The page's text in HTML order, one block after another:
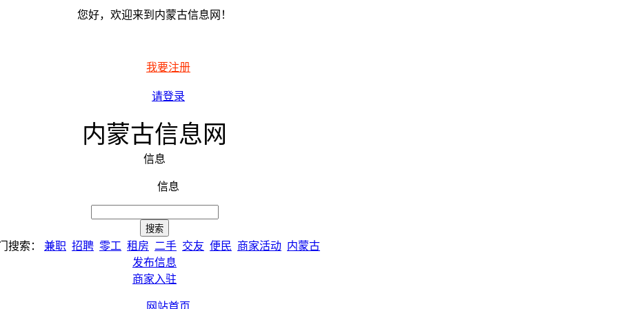
您好，欢迎来到内蒙古信息网！
我要注册
请登录
内蒙古信息网
信息
信息
搜索： 兼职 招聘 零工 租房 二手 交友 便民 商家活动 内蒙古
发布信息
商家入驻
网站首页